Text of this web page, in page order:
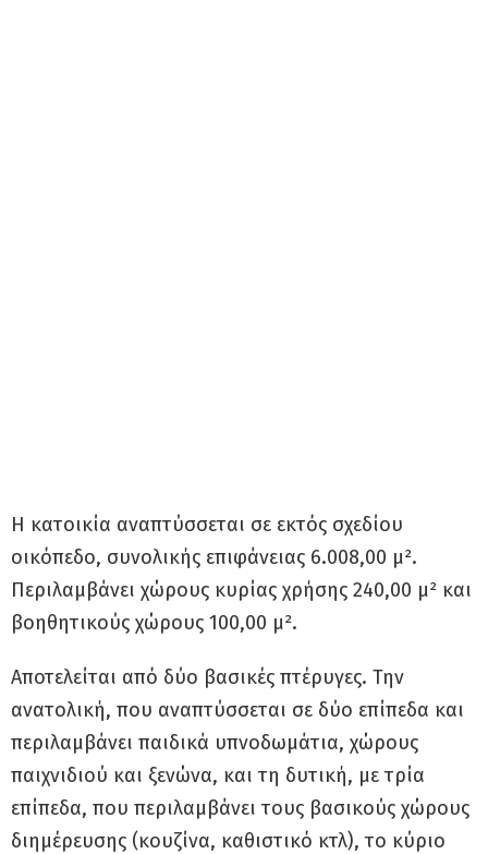
Η κατοικία αναπτύσσεται σε εκτός σχεδίου
οικόπεδο, συνολικής επιφάνειας 6.008,00 μ².
Περιλαμβάνει χώρους κυρίας χρήσης 240,00 μ² και
βοηθητικούς χώρους 100,00 μ².
Αποτελείται από δύο βασικές πτέρυγες. Την
ανατολική, που αναπτύσσεται σε δύο επίπεδα και
περιλαμβάνει παιδικά υπνοδωμάτια, χώρους
παιχνιδιού και ξενώνα, και τη δυτική, με τρία
επίπεδα, που περιλαμβάνει τους βασικούς χώρους
διημέρευσης (κουζίνα, καθιστικό κτλ), το κύριο